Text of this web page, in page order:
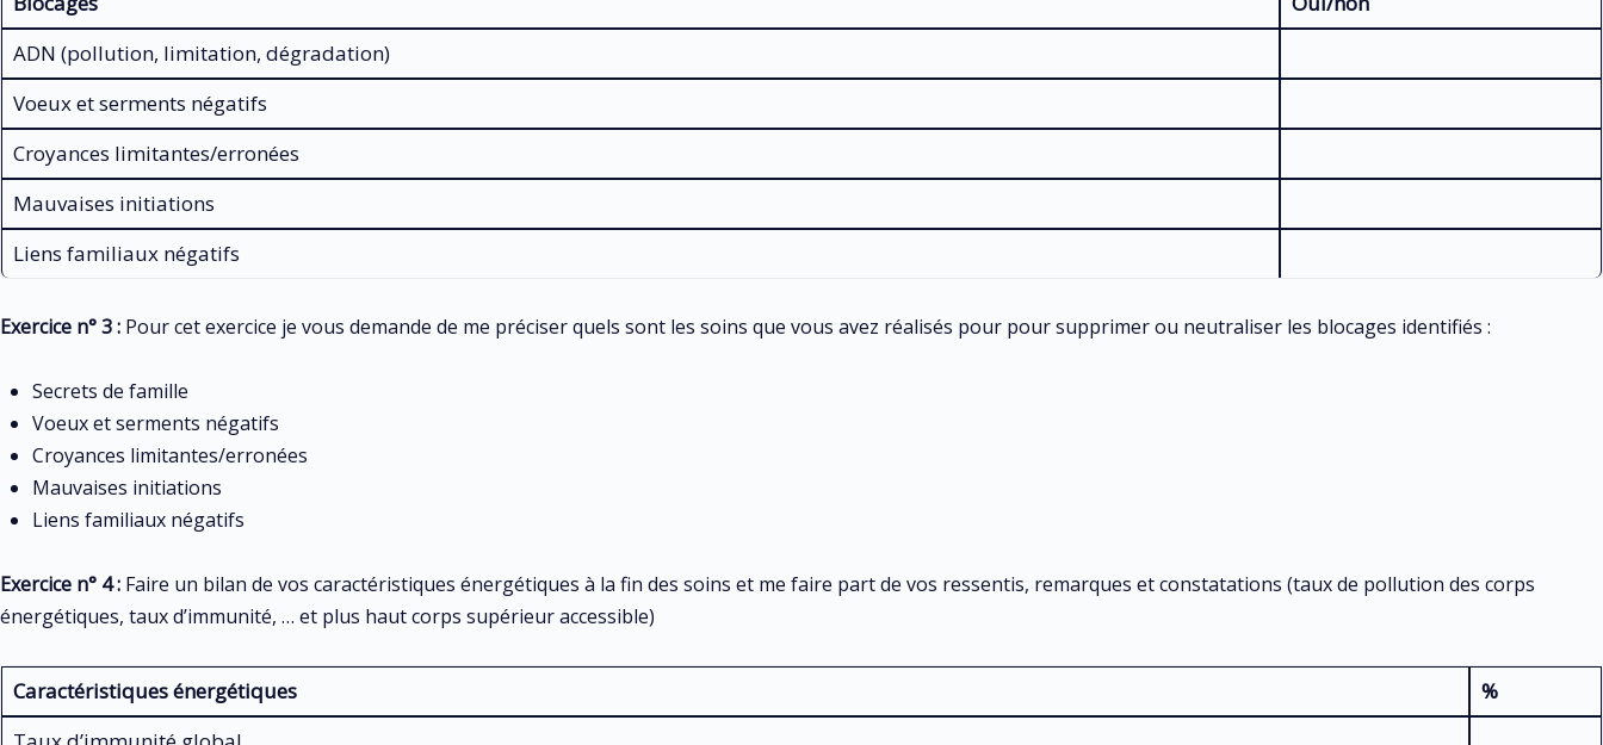
ADN (pollution, limitation, dégradation)
Voeux et serments négatifs
Croyances limitantes/erronées
Mauvaises initiations
Liens familiaux négatifs
Exercice n° 3 : Pour cet exercice je vous demande de me préciser quels sont les soins que vous avez réalisés pour pour supprimer ou neutraliser les blocages identifiés :
Secrets de famille
Voeux et serments négatifs
Croyances limitantes/erronées
Mauvaises initiations
Liens familiaux négatifs
Exercice n° 4 : Faire un bilan de vos caractéristiques énergétiques à la fin des soins et me faire part de vos ressentis, remarques et constatations (taux de pollution des corps
énergétiques, taux d’immunité, … et plus haut corps supérieur accessible)
Caractéristiques énergétiques
%